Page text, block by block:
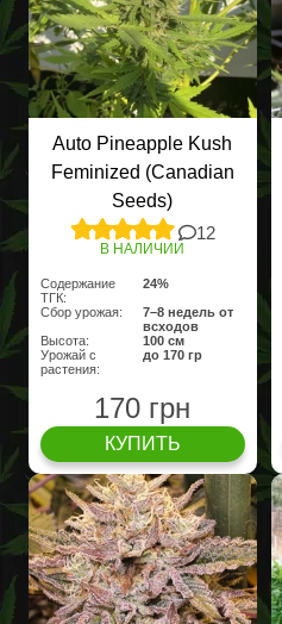
Auto Pineapple Kush
Feminized (Canadian
Seeds)
12
В НАЛИЧИИ
Содержание
ТГК:
24%
Сбор урожая:
7–8 недель от
всходов
Высота:
100 cм
Урожай с
растения:
до 170 гр
170 грн
КУПИТЬ